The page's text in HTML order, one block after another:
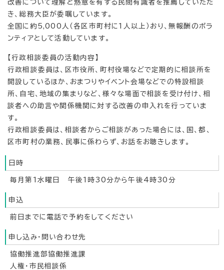
改善について理解と熱意を有する民間有識者を推薦していただ
き、総務大臣が委嘱しています。
全国に約5,000人（各区市町村に1人以上）おり、無報酬のボラ
ンティアとして活動しています。
【行政相談委員の活動内容】
行政相談委員は、区市役所、町村役場などで定期的に相談所を
開設しているほか、おまつりやイベント会場などでの特設相談
所、自宅、地域の集まりなど、様々な場面で相談を受け付け、相
談者への助言や関係機関に対する改善の申入れを行っていま
す。
行政相談委員は、相談者からご相談があった場合には、国、都、
区市町村の業務、民事に係わらず、お話をお聴きします。
日時
毎月第1水曜日 午後1時30分から午後4時30分
申込
前日までに電話で予約をしてください
申し込み・問い合わせ先
協働推進部協働推進課
人権・市民相談係